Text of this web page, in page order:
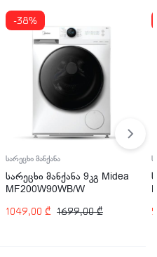
-38%
სარეცხი მანქანა
სარეცხი მანქანა 9კგ Midea
MF200W90WB/W
1699,00₾
1049,00 ₾